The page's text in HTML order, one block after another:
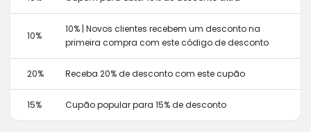
10%
10% | Novos clientes recebem um desconto na
primeira compra com este código de desconto
20% Receba 20% de desconto com este cupão
15% Cupão popular para 15% de desconto